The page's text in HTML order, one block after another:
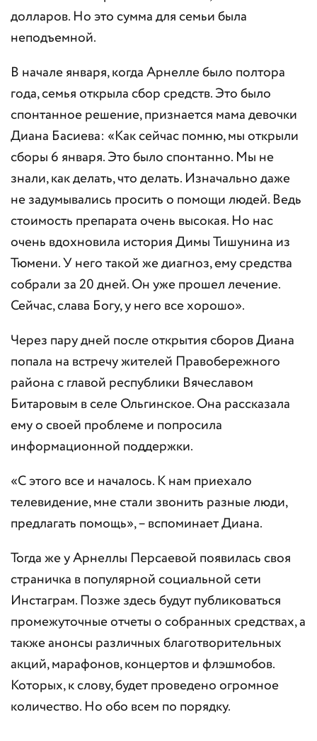
долларов. Но это сумма для семьи была
неподъемной.
В начале января, когда Арнелле было полтора
года, семья открыла сбор средств. Это было
спонтанное решение, признается мама девочки
Диана Басиева: «Как сейчас помню, мы открыли
сборы 6 января. Это было спонтанно. Мы не
знали, как делать, что делать. Изначально даже
не задумывались просить о помощи людей. Ведь
стоимость препарата очень высокая. Но нас
очень вдохновила история Димы Тишунина из
Тюмени. У него такой же диагноз, ему средства
собрали за 20 дней. Он уже прошел лечение.
Сейчас, слава Богу, у него все хорошо».
Через пару дней после открытия сборов Диана
попала на встречу жителей Правобережного
района с главой республики Вячеславом
Битаровым в селе Ольгинское. Она рассказала
ему о своей проблеме и попросила
информационной поддержки.
«С этого все и началось. К нам приехало
телевидение, мне стали звонить разные люди,
предлагать помощь», – вспоминает Диана.
Тогда же у Арнеллы Персаевой появилась своя
страничка в популярной социальной сети
Инстаграм. Позже здесь будут публиковаться
промежуточные отчеты о собранных средствах, а
также анонсы различных благотворительных
акций, марафонов, концертов и флэшмобов.
Которых, к слову, будет проведено огромное
количество. Но обо всем по порядку.